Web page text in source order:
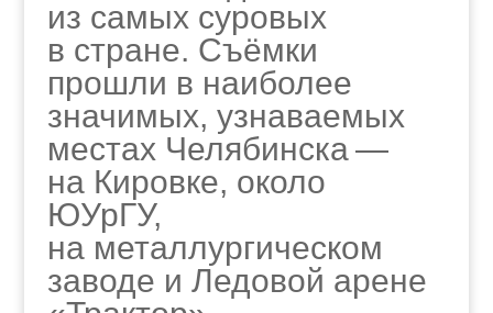
из самых суровых
в стране. Съёмки
прошли в наиболее
значимых, узнаваемых
местах Челябинска —
на Кировке, около
ЮУрГУ,
на металлургическом
заводе и Ледовой арене